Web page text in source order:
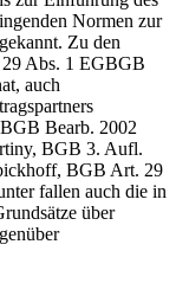
Normen zur
Zu den
Abs. 1 EGBGB
auch
Bearb. 2002
BGB 3. Aufl.
BGB Art. 29
fallen auch die in
über